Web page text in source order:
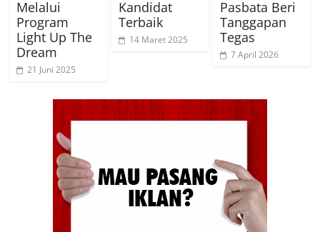
Melalui
Program
Light Up The
Dream
21 Juni 2025
Kandidat
Terbaik
14 Maret 2025
Pasbata Beri
Tanggapan
Tegas
7 April 2026